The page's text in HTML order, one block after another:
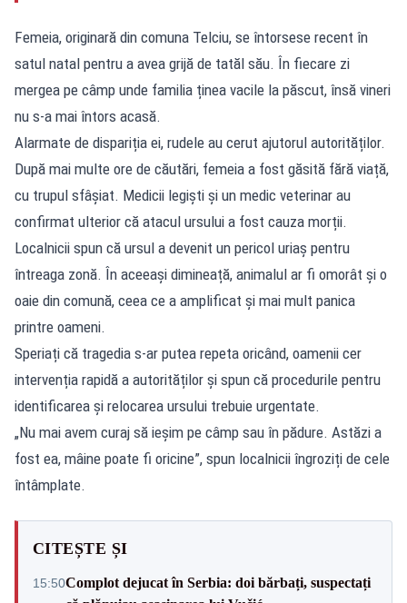
Femeia, originară din comuna Telciu, se întorsese recent în
satul natal pentru a avea grijă de tatăl său. În fiecare zi
mergea pe câmp unde familia ținea vacile la păscut, însă vineri
nu s-a mai întors acasă.
Alarmate de dispariția ei, rudele au cerut ajutorul autorităților.
După mai multe ore de căutări, femeia a fost găsită fără viață,
cu trupul sfâșiat. Medicii legiști și un medic veterinar au
confirmat ulterior că atacul ursului a fost cauza morții.
Localnicii spun că ursul a devenit un pericol uriaș pentru
întreaga zonă. În aceeași dimineață, animalul ar fi omorât și o
oaie din comună, ceea ce a amplificat și mai mult panica
printre oameni.
Speriați că tragedia s-ar putea repeta oricând, oamenii cer
intervenția rapidă a autorităților și spun că procedurile pentru
identificarea și relocarea ursului trebuie urgentate.
„Nu mai avem curaj să ieșim pe câmp sau în pădure. Astăzi a
fost ea, mâine poate fi oricine”, spun localnicii îngroziți de cele
întâmplate.
CITEȘTE ȘI
15:50Complot dejucat în Serbia: doi bărbați, suspectați